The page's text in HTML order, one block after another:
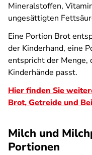
Mineralstoffen,
ungesättigten
Eine Portion Brot
der Kinderhand, eine
entspricht der Menge,
Kinderhände passt.
Hier finden Sie
Brot, Getreide und
Milch und
Portionen